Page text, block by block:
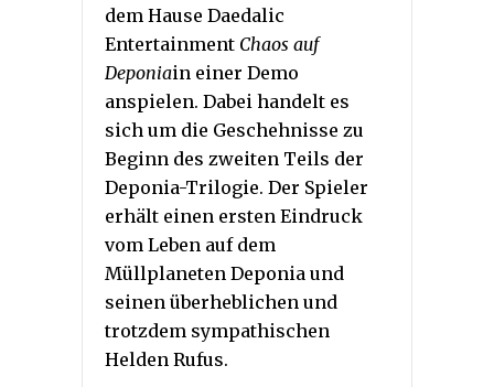
dem Hause Daedalic
Entertainment Chaos auf
Deponiain einer Demo
anspielen. Dabei handelt es
sich um die Geschehnisse zu
Beginn des zweiten Teils der
Deponia-Trilogie. Der Spieler
erhält einen ersten Eindruck
vom Leben auf dem
Müllplaneten Deponia und
seinen überheblichen und
trotzdem sympathischen
Helden Rufus.